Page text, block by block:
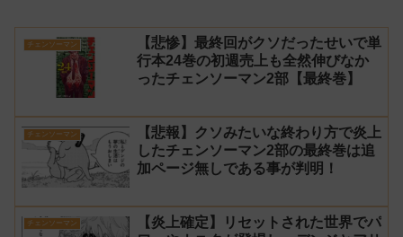
チェンソーマン
【悲惨】最終回がクソだったせいで単
行本24巻の初週売上も全然伸びなか
ったチェンソーマン2部【最終巻】
チェンソーマン
【悲報】クソみたいな終わり方で炎上
したチェンソーマン2部の最終巻は追
加ページ無しである事が判明！
チェンソーマン
【炎上確定】リセットされた世界でパ